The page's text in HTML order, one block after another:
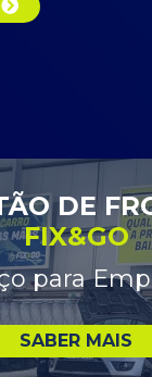
DE
DE
FIX&GO
para
SABER MAIS